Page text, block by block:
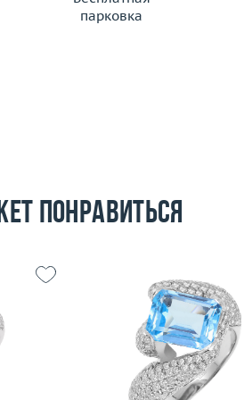
парковка
понравиться
Материал
золото 750
Подробнее